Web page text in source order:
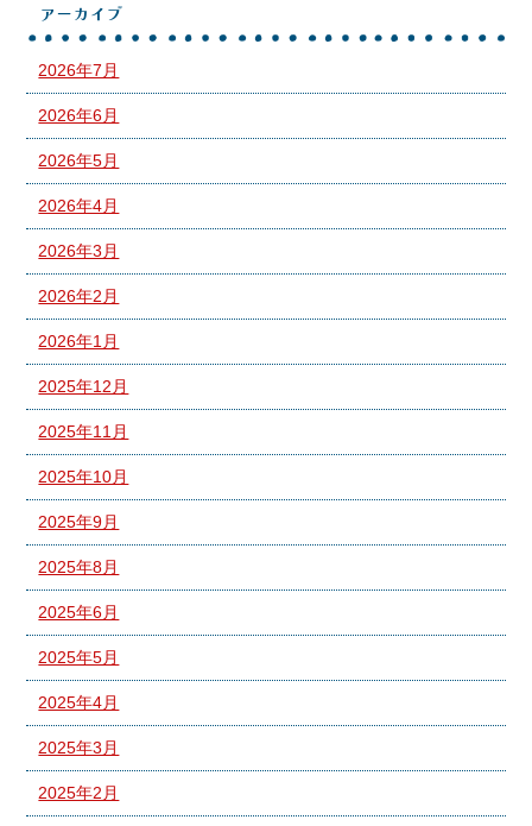
アーカイブ
2026年7月
2026年6月
2026年5月
2026年4月
2026年3月
2026年2月
2026年1月
2025年12月
2025年11月
2025年10月
2025年9月
2025年8月
2025年6月
2025年5月
2025年4月
2025年3月
2025年2月